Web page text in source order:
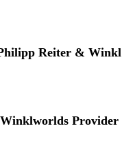
Reiter & Winkl
Winklworlds Provider